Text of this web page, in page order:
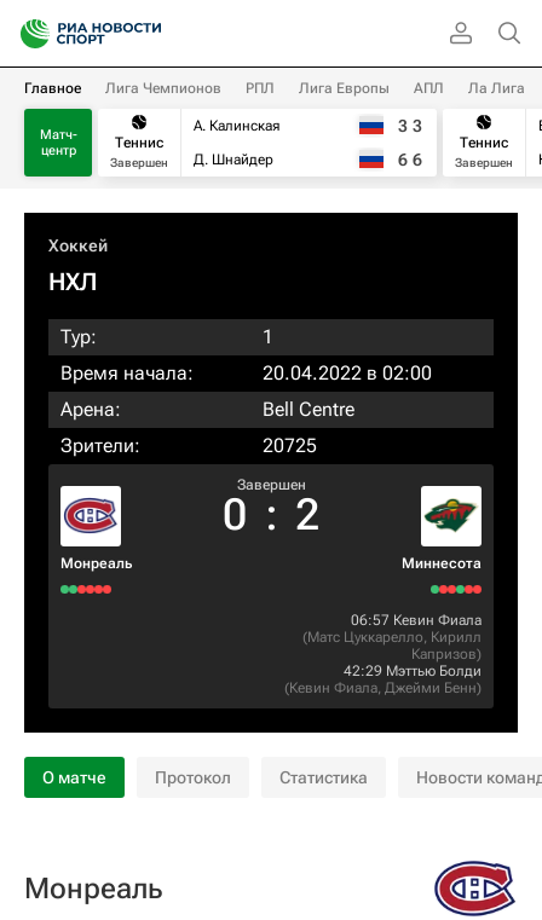
Главное Лига Чемпионов РПЛ Лига Европы АПЛ Ла Лига
Матч-
центр
Теннис
Завершен
А. Калинская
Д. Шнайдер
3 3
6 6
Теннис
Завершен
Хоккей
НХЛ
Тур:
1
Время начала:
20.04.2022 в 02:00
Арена:
Bell Centre
Зрители:
20725
Монреаль
Завершен
0 : 2
Миннесота
06:57 Кевин Фиала
(Матс Цуккарелло, Кирилл
Капризов)
42:29 Мэттью Болди
(Кевин Фиала, Джейми Бенн)
О матче Протокол Статистика Новости
Монреаль